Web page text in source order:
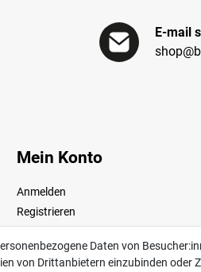
E-mail
Mein Konto
Anmelden
Registrieren
Daten von
von Drittanbietern einzubinden oder